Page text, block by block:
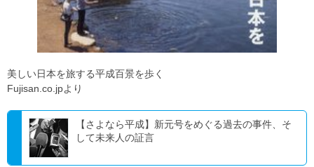
美しい日本を旅する平成百景を歩く
Fujisan.co.jpより
【さよなら平成】新元号をめぐる過去の事件、そ
して未来人の証言